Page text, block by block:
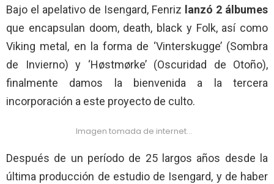
Bajo el apelativo de Isengard, Fenriz lanzó 2 álbumes
que encapsulan doom, death, black y Folk, así como
Viking metal, en la forma de ‘Vinterskugge’ (Sombra
de Invierno) y ‘Høstmørke’ (Oscuridad de Otoño),
finalmente damos la bienvenida a la tercera
incorporación a este proyecto de culto.
Imagen tomada de internet…
Después de un período de 25 largos años desde la
última producción de estudio de Isengard, y de haber